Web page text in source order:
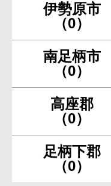
伊勢原市
（0）
南足柄市
（0）
高座郡
（0）
足柄下郡
（0）